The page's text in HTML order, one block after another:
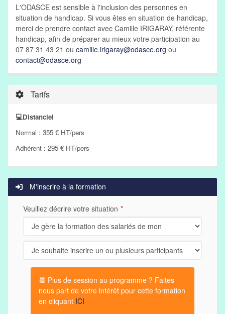
L'ODASCE est sensible à l'inclusion des personnes en
situation de handicap. Si vous êtes en situation de handicap,
merci de prendre contact avec Camille IRIGARAY, référente
handicap, afin de préparer au mieux votre participation au
07 87 31 43 21 ou camille.irigaray@odasce.org ou
contact@odasce.org
Tarifs
💻Distanciel
Normal : 355 € HT/pers
Adhérent : 295 € HT/pers
M'inscrire à la formation
Veuillez décrire votre situation
📆 Plus de session au programme ? Faites
nous part de votre intérêt pour cette formation
en cliquant ICI